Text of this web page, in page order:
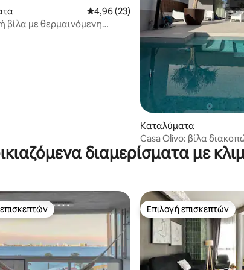
5, 56 κριτικές Μέση βαθμολογία: 4,96 στα 5, 23
4,96 (23)
βίλα με θερμαινόμενη
Καταλύματα
Casa Olivo: βίλα
διαμερίσματα με
Επιλογή επισκεπτών
Επιλογή επισκεπτών